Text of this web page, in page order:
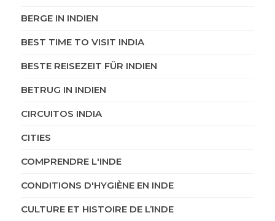
BERGE IN INDIEN
BEST TIME TO VISIT INDIA
BESTE REISEZEIT FÜR INDIEN
BETRUG IN INDIEN
CIRCUITOS INDIA
CITIES
COMPRENDRE L'INDE
CONDITIONS D'HYGIÈNE EN INDE
CULTURE ET HISTOIRE DE L’INDE